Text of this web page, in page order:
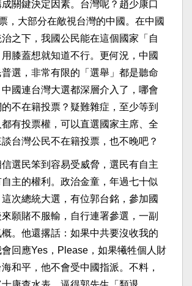
關鍵決定因素。台灣呢？趙少康口
，大部分在敵視台灣的中國。在中國
之下，我國公民能在這個國家「自
膝蓋想就知道不行。更何況，中國
選，非常有限的「選舉」都是聽命
國連台灣大選都深層介入了，哪會
不在籍投票？疑難雜症，至少等到
有投票權，可以直選國家主席、全
台灣公民不在籍投票，也不晚吧？
選民笨到容易受威脅，選民有自主
主的權利。政治金童，年過七十似
次總統大選，有位郭台銘，參加國
願賭不服輸，自行連署參選，一副
。他還撂話：如果中共要沒收我的
回應Yes，Please，如果犧牲個人財
和平，他不會受中國指派。不料，